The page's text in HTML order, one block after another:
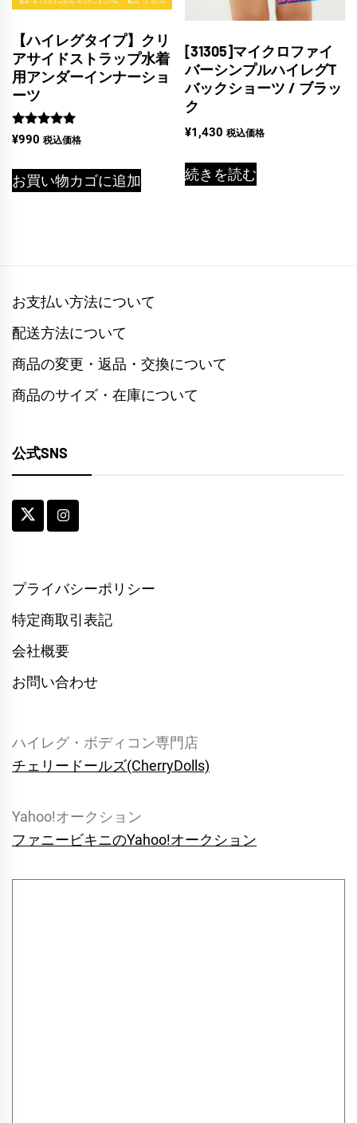
【ハイレグタイプ】クリ
アサイドストラップ水着
用アンダーインナーショ
ーツ
5段階中
5.00
¥990 税込価格
お買い物カゴに追加
[31305]マイクロファイ
バーシンプルハイレグT
バックショーツ / ブラッ
ク
¥1,430 税込価格
続きを読む
お支払い方法について
配送方法について
商品の変更・返品・交換について
商品のサイズ・在庫について
公式SNS
プライバシーポリシー
特定商取引表記
会社概要
お問い合わせ
ハイレグ・ボディコン専門店
チェリードールズ(CherryDolls)
Yahoo!オークション
ファニービキニのYahoo!オークション